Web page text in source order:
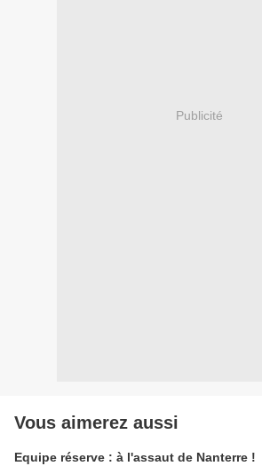
Publicité
Vous aimerez aussi
Equipe réserve : à l'assaut de Nanterre !